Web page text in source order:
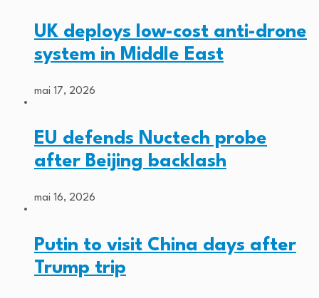
UK deploys low-cost anti-drone
system in Middle East
mai 17, 2026
EU defends Nuctech probe
after Beijing backlash
mai 16, 2026
Putin to visit China days after
Trump trip